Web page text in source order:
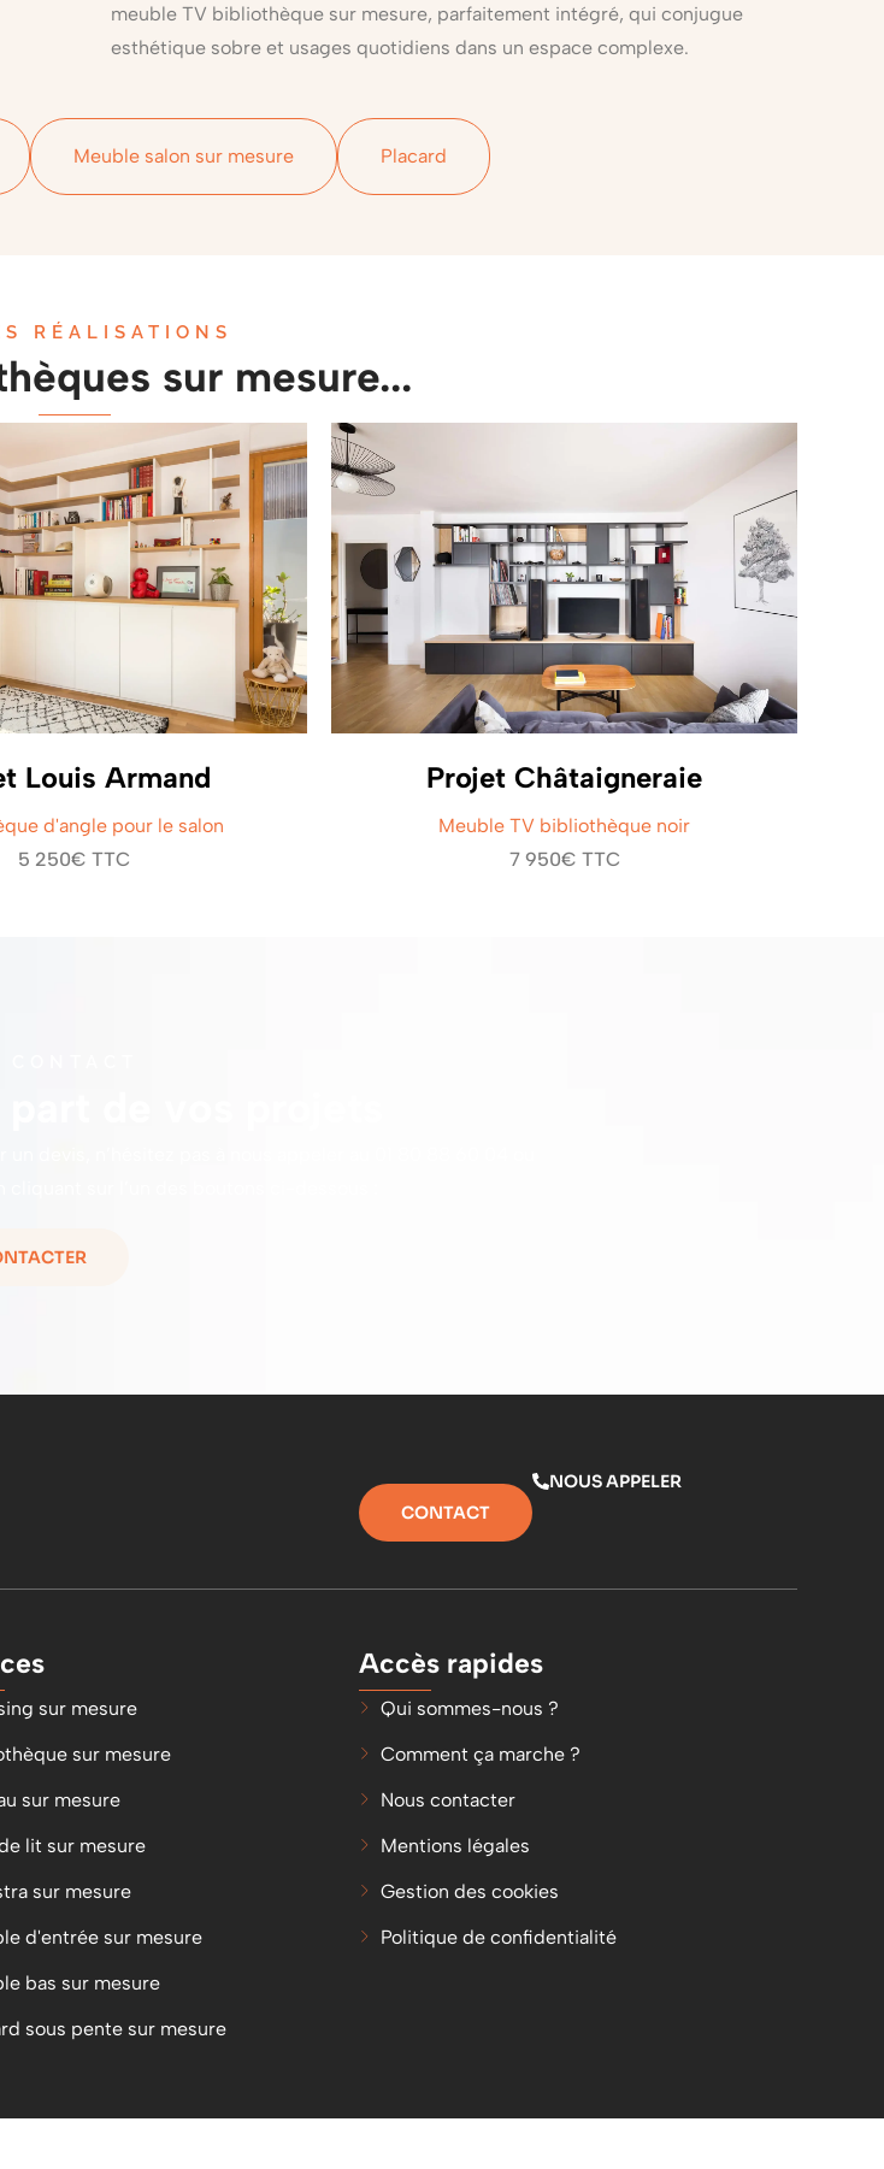
meuble TV bibliothèque sur mesure, parfaitement intégré, qui conjugue
esthétique sobre et usages quotidiens dans un espace complexe.
Meuble salon sur mesure Placard
RÉALISATIONS
sur mesure...
Louis Armand
d'angle pour le salon
5 250€ TTC
Projet Châtaigneraie
Meuble TV bibliothèque noir
7 950€ TTC
CONTACT
NOUS APPELER
sur mesure
sur mesure
sur mesure
lit sur mesure
sur mesure
d'entrée sur mesure
bas sur mesure
sous pente sur mesure
Accès rapides
Qui sommes-nous ?
Comment ça marche ?
Nous contacter
Mentions légales
Gestion des cookies
Politique de confidentialité